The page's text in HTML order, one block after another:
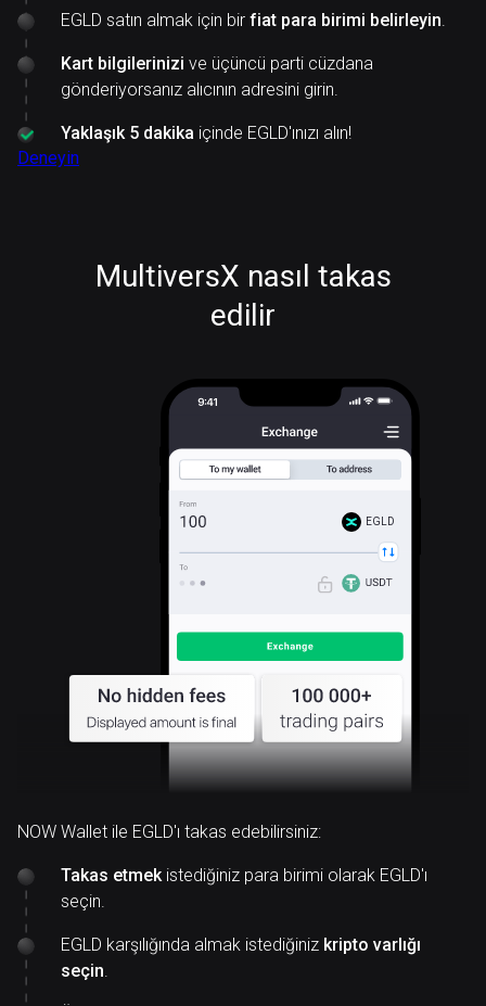
EGLD satın almak için bir fiat para birimi belirleyin.
Kart bilgilerinizi ve üçüncü parti cüzdana
gönderiyorsanız alıcının adresini girin.
Yaklaşık 5 dakika içinde EGLD'ınızı alın!
Deneyin
MultiversX nasıl takas
edilir
EGLD
NOW Wallet ile EGLD'ı takas edebilirsiniz:
Takas etmekistediğiniz para birimi olarak EGLD'ı
seçin.
EGLD karşılığında almak istediğiniz kripto varlığı
seçin.